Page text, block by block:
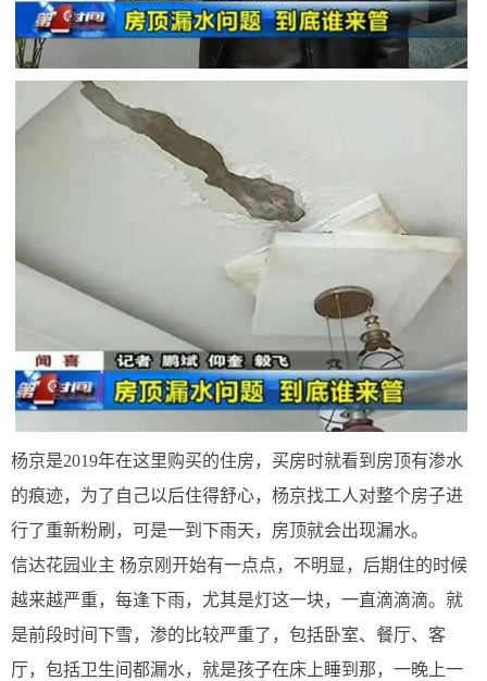
杨京是2019年在这里购买的住房，买房时就看到房顶有渗水
的痕迹，为了自己以后住得舒心，杨京找工人对整个房子进
行了重新粉刷，可是一到下雨天，房顶就会出现漏水。
信达花园业主 杨京刚开始有一点点，不明显，后期住的时候
越来越严重，每逢下雨，尤其是灯这一块，一直滴滴滴。就
是前段时间下雪，渗的比较严重了，包括卧室、餐厅、客
厅，包括卫生间都漏水，就是孩子在床上睡到那，一晚上一